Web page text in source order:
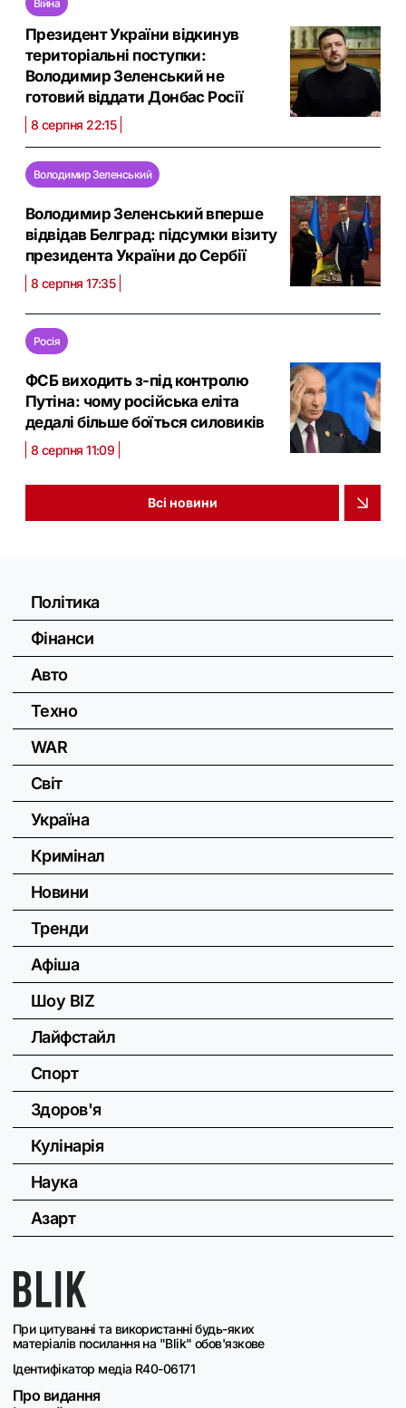
Війна
Президент України відкинув
територіальні поступки:
Володимир Зеленський не
готовий віддати Донбас Росії
8 серпня 22:15
Володимир Зеленський
Володимир Зеленський вперше
відвідав Белград: підсумки візиту
президента України до Сербії
8 серпня 17:35
Росія
ФСБ виходить з-під контролю
Путіна: чому російська еліта
дедалі більше боїться силовиків
8 серпня 11:09
Всі новини
При цитуванні та використанні будь-яких
матеріалів посилання на "Blik" обов'язкове
Ідентифікатор медіа R40-06171
Про видання
Політика
Фінанси
Авто
Техно
WAR
Світ
Україна
Кримінал
Новини
Тренди
Афіша
Шоу BIZ
Лайфстайл
Спорт
Здоров'я
Кулінарія
Наука
Азарт